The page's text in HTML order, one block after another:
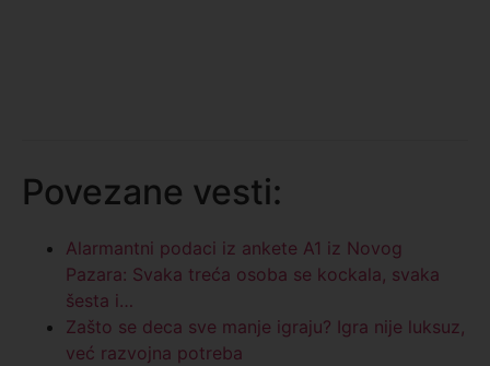
Povezane vesti:
Alarmantni podaci iz ankete A1 iz Novog
Pazara: Svaka treća osoba se kockala, svaka
šesta i…
Zašto se deca sve manje igraju? Igra nije luksuz,
već razvojna potreba